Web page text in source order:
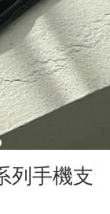
列手機支